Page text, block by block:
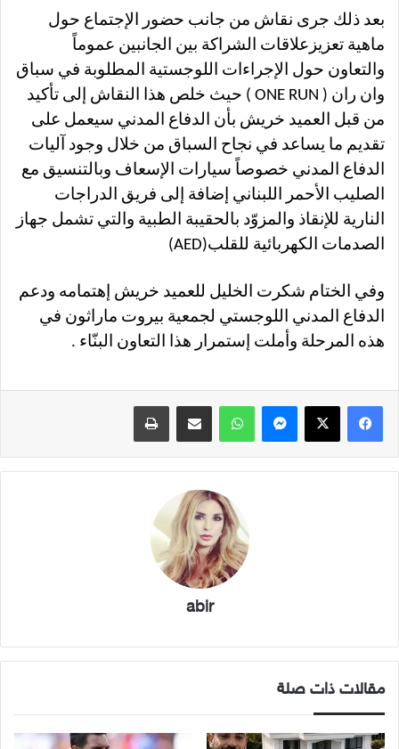
بعد ذلك جرى نقاش من جانب حضور الإجتماع حول
ماهية تعزيزعلاقات الشراكة بين الجانبين عموماً
والتعاون حول الإجراءات اللوجستية المطلوبة في سباق
وان ران ( ONE RUN ) حيث خلص هذا النقاش إلى تأكيد
من قبل العميد خريش بأن الدفاع المدني سيعمل على
تقديم ما يساعد في نجاح السباق من خلال وجود آليات
الدفاع المدني خصوصاً سيارات الإسعاف وبالتنسيق مع
الصليب الأحمر اللبناني إضافة إلى فريق الدراجات
النارية للإنقاذ والمزوّد بالحقيبة الطبية والتي تشمل جهاز
الصدمات الكهربائية للقلب(AED)
وفي الختام شكرت الخليل للعميد خريش إهتمامه ودعم
الدفاع المدني اللوجستي لجمعية بيروت ماراثون في
هذه المرحلة وأملت إستمرار هذا التعاون البنّاء .
فيسبوك X ماسنجر واتساب مشاركة عبر البريد طباعة
abir
مقالات ذات صلة